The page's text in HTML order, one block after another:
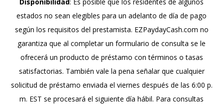
Disponibilidad: Es posible que los residentes de algunos
estados no sean elegibles para un adelanto de día de pago
según los requisitos del prestamista. EZPaydayCash.com no
garantiza que al completar un formulario de consulta se le
ofrecerá un producto de préstamo con términos o tasas
satisfactorias. También vale la pena señalar que cualquier
solicitud de préstamo enviada el viernes después de las 6:00 p.
m. EST se procesará el siguiente día hábil. Para consultas